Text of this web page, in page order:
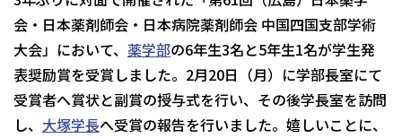
会・日本薬剤師会・日本病院薬剤師会 中国四国支部学術
大会」において、 薬学部の6年生3名と5年生1名が学生発
表奨励賞を受賞しました。2月20日（月）に学部長室にて
受賞者へ賞状と副賞の授与式を行い、その後学長室を訪問
し、 大塚学長へ受賞の報告を行いました。嬉しいことに、